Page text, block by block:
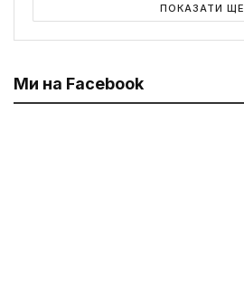
ПОКАЗАТИ ЩЕ
Ми на Facebook